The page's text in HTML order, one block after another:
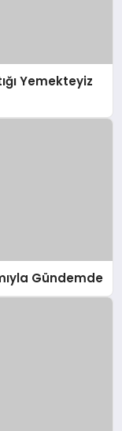
Yemekteyiz
Gündemde